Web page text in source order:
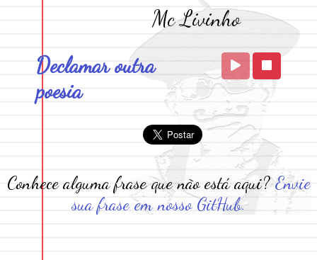
Mc Livinho
Declamar outra
poesia
Conhece alguma frase que não está aqui?Envie
sua frase em nosso GitHub.